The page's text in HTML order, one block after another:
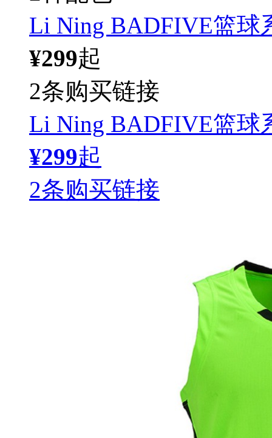
Li Ning BADFIVE篮球
¥299起
2条购买链接
Li Ning BADFIVE篮球
¥299起
2条购买链接